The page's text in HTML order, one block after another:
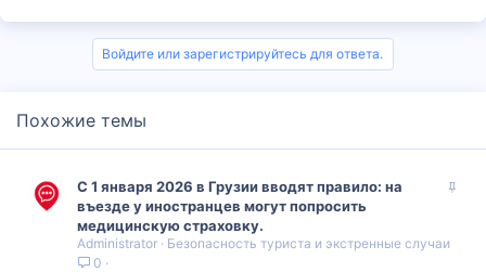
Войдите или зарегистрируйтесь для ответа.
Похожие темы
С 1 января 2026 в Грузии вводят правило: на
въезде у иностранцев могут попросить
медицинскую страховку.
Administrator
Безопасность туриста и экстренные случаи
0